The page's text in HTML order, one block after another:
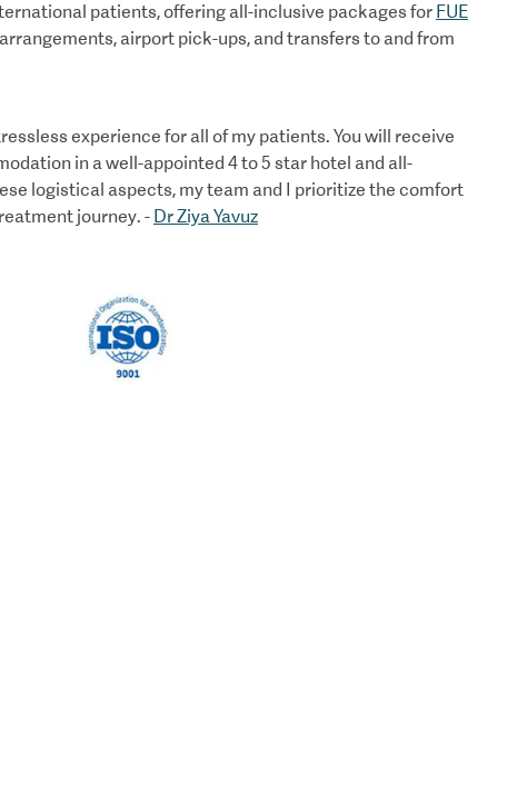
patients, offering all-inclusive packages for FUE
airport pick-ups, and transfers to and from
experience for all of my patients. You will receive
in a well-appointed 4 to 5 star hotel and all-
logistical aspects, my team and I prioritize the comfort
journey. - Dr Ziya Yavuz